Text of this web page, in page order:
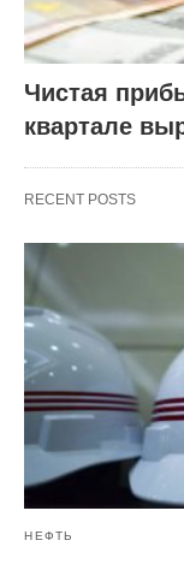
Чистая
квартале
RECENT POSTS
НЕФТЬ